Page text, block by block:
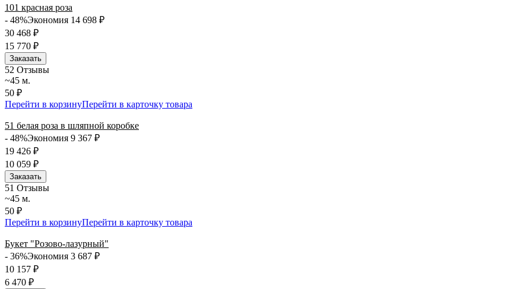
101 красная роза
- 48%Экономия 14 698 ₽
30 468 ₽
15 770 ₽
Заказать
52 Отзывы
~45 м.
50 ₽
Перейти в корзинуПерейти в карточку товара
51 белая роза в шляпной коробке
- 48%Экономия 9 367 ₽
19 426 ₽
10 059 ₽
Заказать
51 Отзывы
~45 м.
50 ₽
Перейти в корзинуПерейти в карточку товара
Букет "Розово-лазурный"
- 36%Экономия 3 687 ₽
10 157 ₽
6 470 ₽